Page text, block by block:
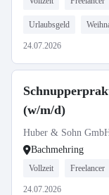
Urlaubsgeld
24.07.2026
(w/m/d)
Huber & Sohn
Bachmehring
Vollzeit Freelancer
24.07.2026